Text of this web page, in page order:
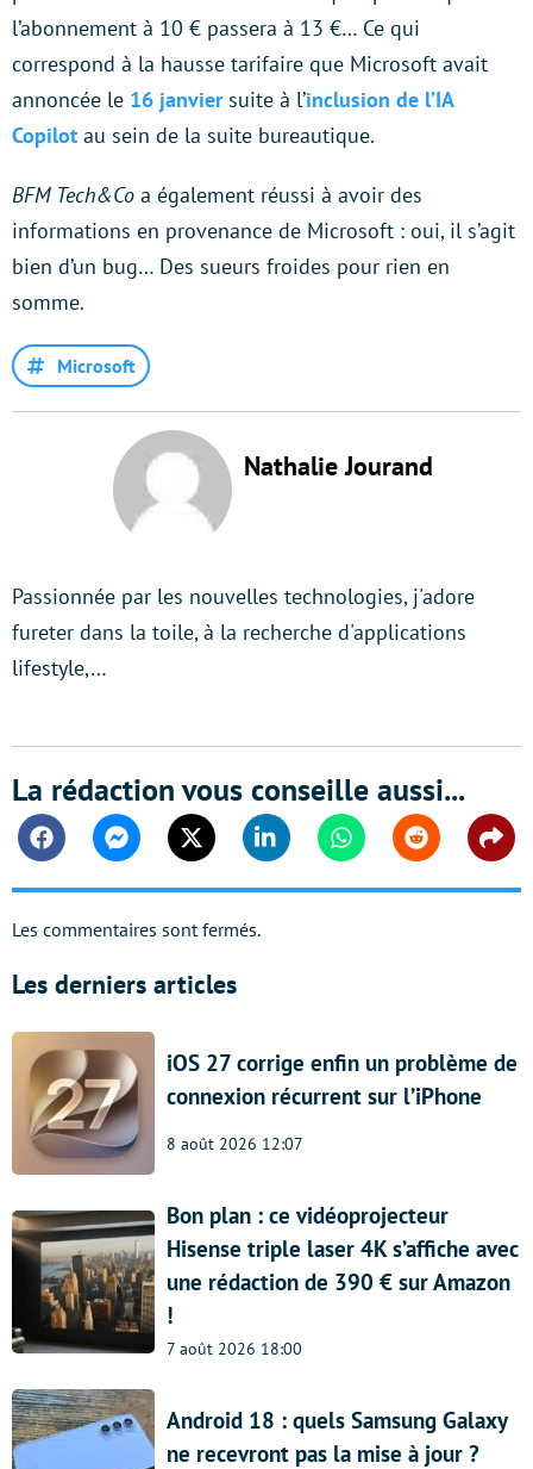
l’abonnement à 10 € passera à 13 €… Ce qui
correspond à la hausse tarifaire que Microsoft avait
annoncée le 16 janviersuite à l’inclusion de l’IA
Copilot au sein de la suite bureautique.
BFM Tech&Co a également réussi à avoir des
informations en provenance de Microsoft : oui, il s’agit
bien d’un bug… Des sueurs froides pour rien en
somme.
Microsoft
Nathalie Jourand
Passionnée par les nouvelles technologies, j'adore
fureter dans la toile, à la recherche d'applications
lifestyle,…
La rédaction vous conseille aussi...
FacebookMessengerTwitter Linkedin WhatsappReddit
Les commentaires sont fermés.
Les derniers articles
iOS 27 corrige enfin un problème de
connexion récurrent sur l’iPhone
8 août 2026 12:07
Bon plan : ce vidéoprojecteur
Hisense triple laser 4K s’affiche avec
une rédaction de 390 € sur Amazon
!
7 août 2026 18:00
Android 18 : quels Samsung Galaxy
ne recevront pas la mise à jour ?